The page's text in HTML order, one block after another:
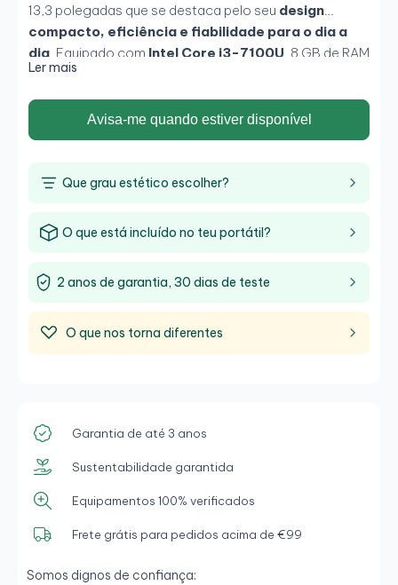
13,3 polegadas que se destaca pelo seu design
compacto, eficiência e fiabilidade para o dia a
dia . Equipado com Intel Core i3-7100U , 8 GB de RAM
e SSD de 128 GB, oferece uma experiência fluida em
tarefas de escritório, navegação e produtividade
básica. O seu tamanho reduzido e construção
profissional tornam-no numa excelente opção para
portátil económico para trabalho ou estudos
Ler mais
Avisa-me quando estiver disponível
Que grau estético escolher?
O que está incluído no teu portátil?
2 anos de garantia, 30 dias de teste
O que nos torna diferentes
Garantia de até 3 anos
Sustentabilidade garantida
Equipamentos 100% verificados
Frete grátis para pedidos acima de €99
Somos dignos de confiança: